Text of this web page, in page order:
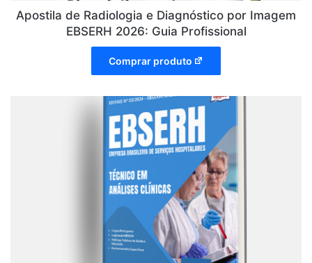
Apostila de Radiologia e Diagnóstico por Imagem
EBSERH 2026: Guia Profissional
Comprar produto